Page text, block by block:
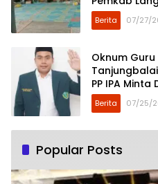
di Dusun
Berita 07/27/
Oknum
PP IPA Minta
Berita 07/25/
Popular Posts